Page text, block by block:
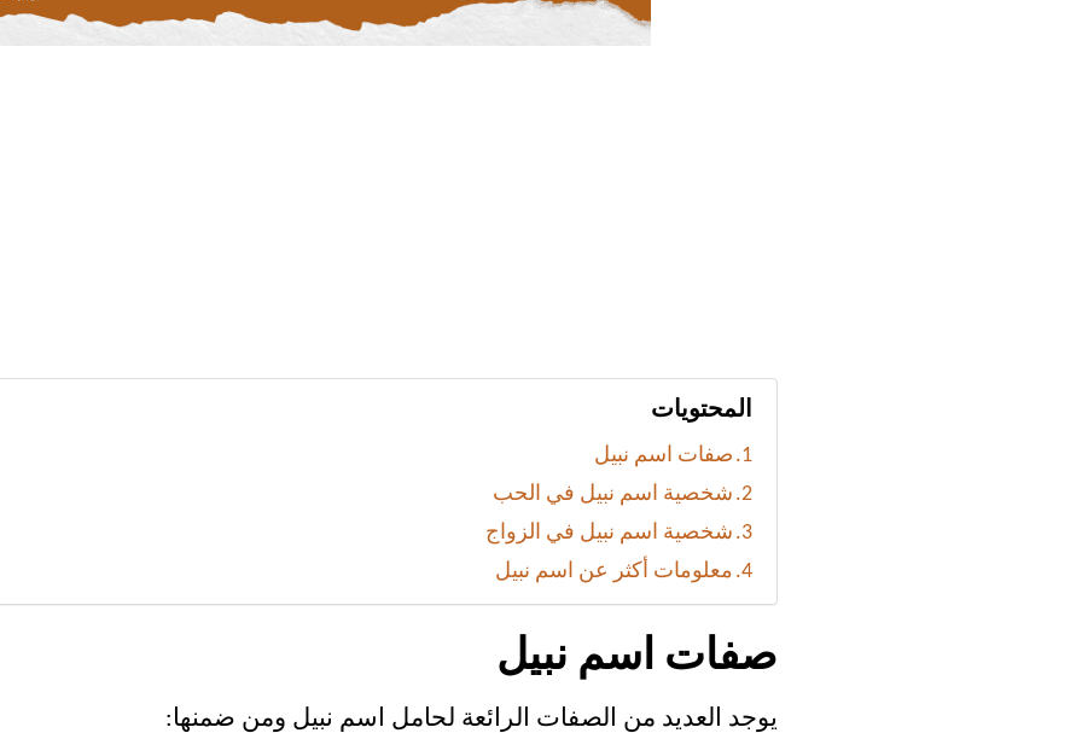
المحتويات
صفات اسم نبيل
شخصية اسم نبيل في الحب
شخصية اسم نبيل في الزواج
معلومات أكثر عن اسم نبيل
صفات اسم نبيل
يوجد العديد من الصفات الرائعة لحامل اسم نبيل ومن ضمنها: